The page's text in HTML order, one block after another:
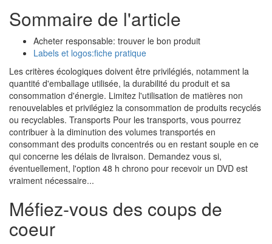
Sommaire de l'article
Acheter responsable: trouver le bon produit
Labels et logos:fiche pratique
Les critères écologiques doivent être privilégiés, notamment la
quantité d'emballage utilisée, la durabilité du produit et sa
consommation d'énergie. Limitez l'utilisation de matières non
renouvelables et privilégiez la consommation de produits recyclés
ou recyclables. Transports Pour les transports, vous pourrez
contribuer à la diminution des volumes transportés en
consommant des produits concentrés ou en restant souple en ce
qui concerne les délais de livraison. Demandez vous si,
éventuellement, l'option 48 h chrono pour recevoir un DVD est
vraiment nécessaire...
Méfiez-vous des coups de
coeur